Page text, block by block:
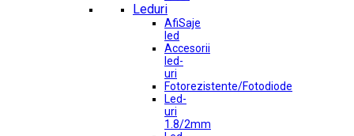
Leduri
AfiSaje
led
Accesorii
led-
uri
Fotorezistente/Fotodiode
Led-
uri
1.8/2mm